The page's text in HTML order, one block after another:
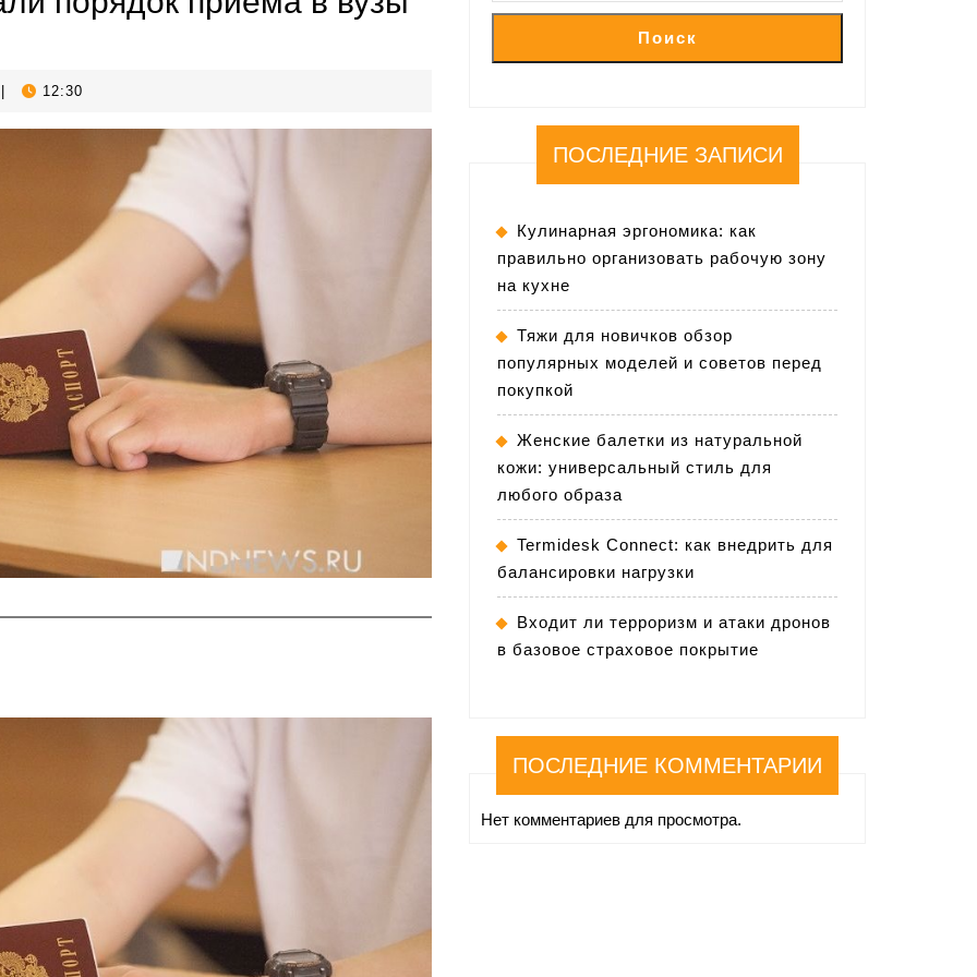
12:30
Поиск
ПОСЛЕДНИЕ ЗАПИСИ
Кулинарная эргономика: как
правильно организовать рабочую зону
на кухне
Тяжи для новичков обзор
популярных моделей и советов перед
покупкой
Женские балетки из натуральной
кожи: универсальный стиль для
любого образа
Termidesk Connect: как внедрить для
балансировки нагрузки
Входит ли терроризм и атаки дронов
в базовое страховое покрытие
ПОСЛЕДНИЕ КОММЕНТАРИИ
Нет комментариев для просмотра.